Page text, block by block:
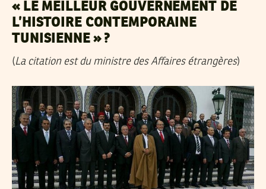
« LE MEILLEUR GOUVERNEMENT DE
L’HISTOIRE CONTEMPORAINE
TUNISIENNE » ?
(La citation est du ministre des Affaires étrangères)